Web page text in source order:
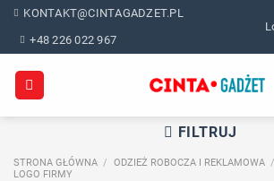
Skip
content
KONTAKT@CINTAGADZET.PL
+48 226 022 967
FILTRUJ
STRONA GŁÓWNA / ODZIEŻ ROBOCZA I REKLAMOWA /
LOGO FIRMY